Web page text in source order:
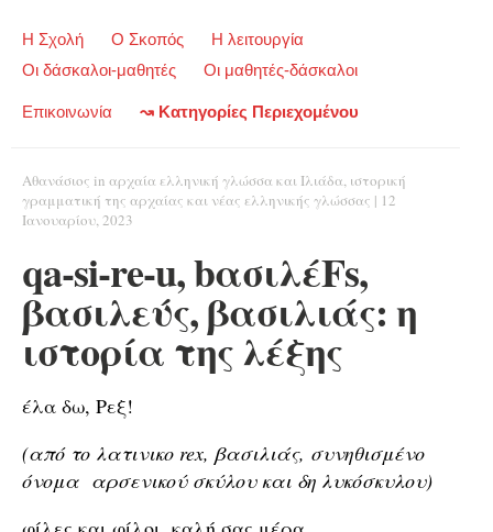
Η Σχολή Ο Σκοπός
Η λειτουργία
Οι δάσκαλοι-μαθητές
Οι μαθητές-δάσκαλοι
Επικοινωνία ↝ Κατηγορίες Περιεχομένου
Αθανάσιος in αρχαία ελληνική γλώσσα και Ιλιάδα, ιστορική
γραμματική της αρχαίας και νέας ελληνικής γλώσσας | 12
Ιανουαρίου, 2023
qa-si-re-u, bασιλέFs,
βασιλεύς, βασιλιάς: η
ιστορία της λέξης
έλα δω, Ρεξ!
(από το λατινικο rex, βασιλιάς, συνηθισμένο
όνομα αρσενικού σκύλου και δη λυκόσκυλου)